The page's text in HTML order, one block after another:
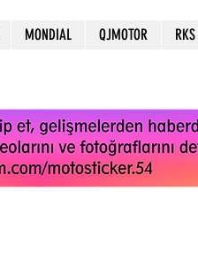
MONDIAL QJMOTOR RKS